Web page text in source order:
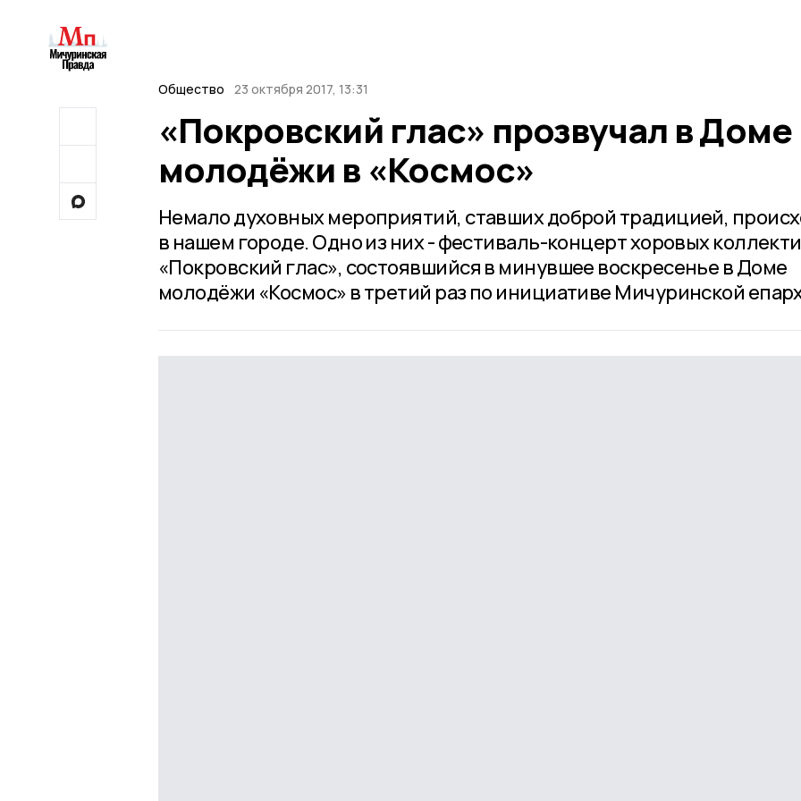
Общество 23 октября 2017, 13:31
«Покровский глас» прозвучал в Доме
молодёжи в «Космос»
Немало духовных мероприятий, ставших доброй традицией,
в нашем городе. Одно из них - фестиваль-концерт хоровых
«Покровский глас», состоявшийся в минувшее воскресенье в Доме
молодёжи «Космос» в третий раз по инициативе Мичуринской